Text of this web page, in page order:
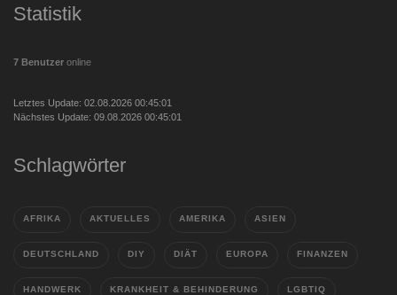
Statistik
7 Benutzer online
Letztes Update: 02.08.2026 00:45:01
Nächstes Update: 09.08.2026 00:45:01
Schlagwörter
AFRIKA AKTUELLES AMERIKA ASIEN
DEUTSCHLAND DIY DIÄT EUROPA FINANZEN
HANDWERK KRANKHEIT & BEHINDERUNG LGBTIQ